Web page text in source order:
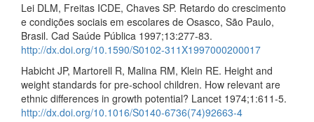
Lei DLM, Freitas ICDE, Chaves SP. Retardo do crescimento
e condições sociais em escolares de Osasco, São Paulo,
Brasil. Cad Saúde Pública 1997;13:277-83.
http://dx.doi.org/10.1590/S0102-311X1997000200017
Habicht JP, Martorell R, Malina RM, Klein RE. Height and
weight standards for pre-school children. How relevant are
ethnic differences in growth potential? Lancet 1974;1:611-5.
http://dx.doi.org/10.1016/S0140-6736(74)92663-4